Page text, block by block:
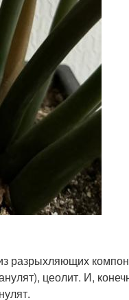
разрыхляющих
цеолит. И,